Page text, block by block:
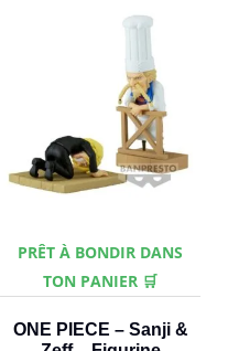
PRÊT À BONDIR DANS
TON PANIER 🛒
ONE PIECE – Sanji &